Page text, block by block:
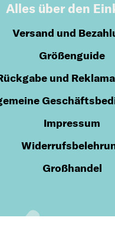
Alles über den
Versand und
Größenguide
und
Impressum
Großhandel